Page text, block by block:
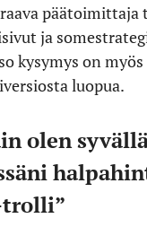
päätoimittaja
ja
kysymys on
luopua.
olen